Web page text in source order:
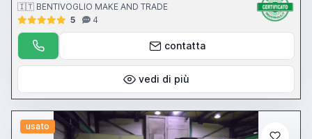
🇮🇹 BENTIVOGLIO MAKE AND TRADE
5
4
contatta
vedi di più
usato